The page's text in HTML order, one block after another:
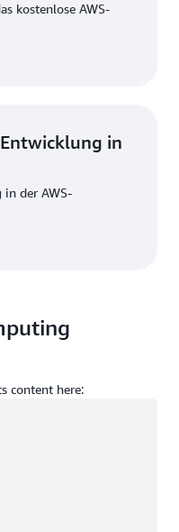
kostenlose AWS-
in
der AWS-
content here: